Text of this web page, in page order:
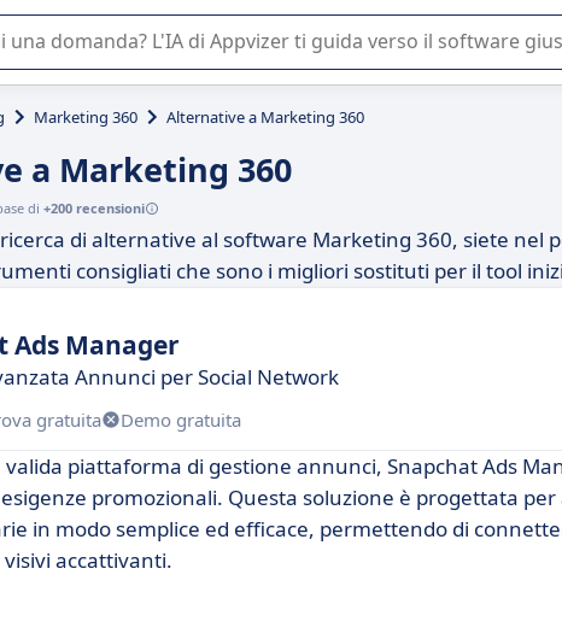
Appvizer vi guida nell'utilizzo o nella scelta di un software SaaS
Marketing 360 Alternative a Marketing 360
a Marketing 360
di +200 recensioni
di alternative al software Marketing 360, siete nel
consigliati che sono i migliori sostituti per il tool
Ads Manager
Annunci per Social Network
gratuita Demo gratuita
valida piattaforma di gestione annunci, Snapchat Ads
promozionali. Questa soluzione è progettata
in modo semplice ed efficace, permettendo di
accattivanti.